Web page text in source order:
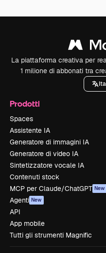
La piattaforma creativa per
1 milione di abbonati tra
Prodotti
Spaces
Assistente IA
Generatore di immagini IA
Generatore di video IA
Sintetizzatore vocale IA
Contenuti stock
MCP per Claude/ChatGPT New
Agenti New
API
App mobile
Tutti gli strumenti Magnific